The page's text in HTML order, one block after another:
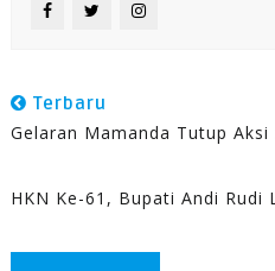
Terbaru
Gelaran Mamanda Tutup
HKN Ke-61, Bupati Andi Rudi